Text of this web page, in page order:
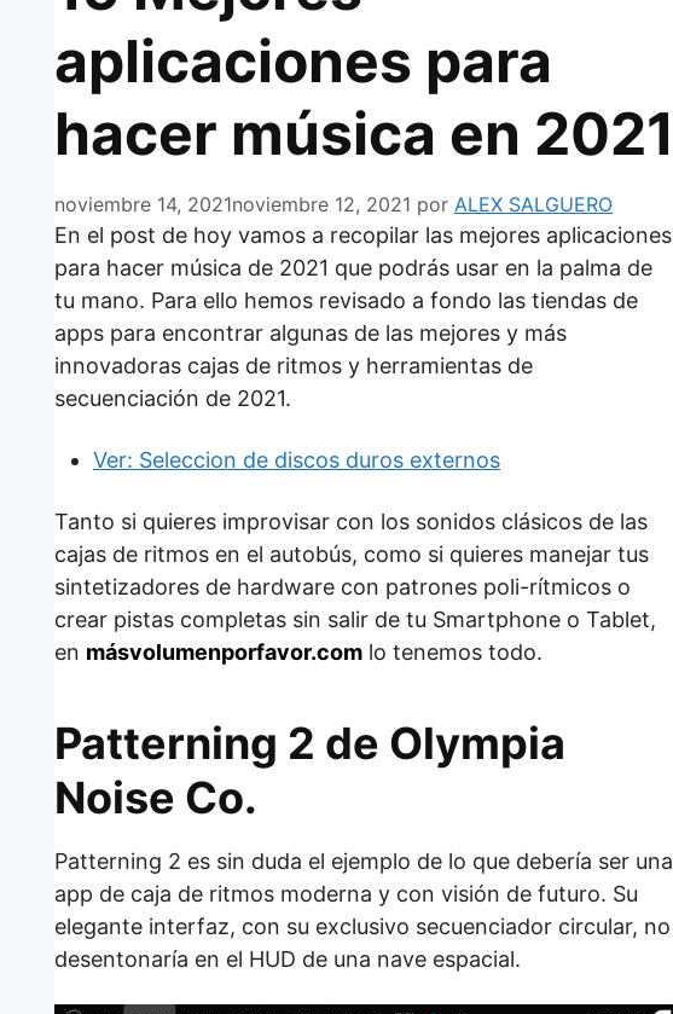
aplicaciones para
hacer música en 2021
noviembre 14, 2021noviembre 12, 2021 por ALEX SALGUERO
En el post de hoy vamos a recopilar las mejores aplicaciones
para hacer música de 2021 que podrás usar en la palma de
tu mano. Para ello hemos revisado a fondo las tiendas de
apps para encontrar algunas de las mejores y más
innovadoras cajas de ritmos y herramientas de
secuenciación de 2021.
Ver: Seleccion de discos duros externos
Tanto si quieres improvisar con los sonidos clásicos de las
cajas de ritmos en el autobús, como si quieres manejar tus
sintetizadores de hardware con patrones poli-rítmicos o
crear pistas completas sin salir de tu Smartphone o Tablet,
en másvolumenporfavor.com lo tenemos todo.
Patterning 2 de Olympia
Noise Co.
Patterning 2 es sin duda el ejemplo de lo que debería ser una
app de caja de ritmos moderna y con visión de futuro. Su
elegante interfaz, con su exclusivo secuenciador circular, no
desentonaría en el HUD de una nave espacial.